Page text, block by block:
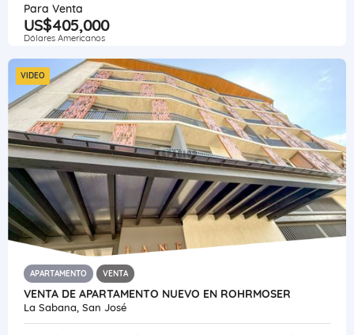
Para Venta
US$405,000
Dólares Americanos
VIDEO
APARTAMENTO VENTA
VENTA DE APARTAMENTO NUEVO EN ROHRMOSER
La Sabana, San José